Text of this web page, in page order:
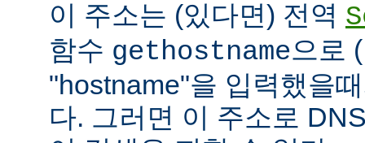
이 주소는 (있다면) 전역
함수 gethostname으로
"hostname"을 입력했을
다. 그러면 이 주소로